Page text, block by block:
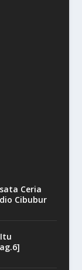
Ceria
Cibubur